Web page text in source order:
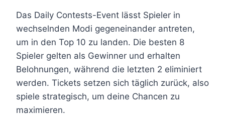
Das Daily Contests-Event lässt Spieler in
wechselnden Modi gegeneinander antreten,
um in den Top 10 zu landen. Die besten 8
Spieler gelten als Gewinner und erhalten
Belohnungen, während die letzten 2 eliminiert
werden. Tickets setzen sich täglich zurück, also
spiele strategisch, um deine Chancen zu
maximieren.